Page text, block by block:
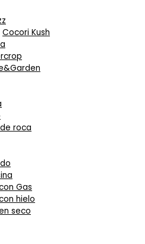
Cocori Kush
roca
Gas
hielo
seco